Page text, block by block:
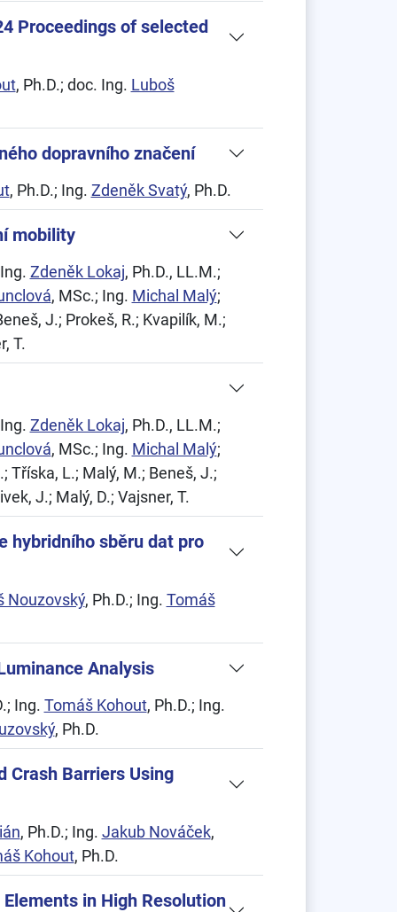
Proceedings of selected
, Ph.D.; doc. Ing. Luboš
dopravního značení
, Ph.D.; Ing. Zdeněk Svatý, Ph.D.
mobility
Zdeněk Lokaj, Ph.D., LL.M.;
, MSc.; Ing. Michal Malý;
J.; Prokeš, R.; Kvapilík, M.;
T.
Zdeněk Lokaj, Ph.D., LL.M.;
, MSc.; Ing. Michal Malý;
Tříska, L.; Malý, M.; Beneš, J.;
J.; Malý, D.; Vajsner, T.
hybridního sběru dat pro
Nouzovský, Ph.D.; Ing. Tomáš
Analysis
Ing. Tomáš Kohout, Ph.D.; Ing.
, Ph.D.
Crash Barriers Using
, Ph.D.; Ing. Jakub Nováček,
Kohout, Ph.D.
in High Resolution